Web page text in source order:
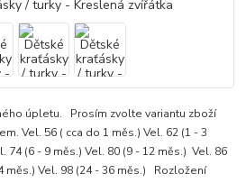
úpletu. Prosím zvolte variantu zboží
Vel. 56 ( cca do 1 měs.) Vel. 62 (1 - 3
74 (6 - 9 měs.) Vel. 80 (9 - 12 měs.) Vel. 86
měs.) Vel. 98 (24 - 36 měs.) Rozložení